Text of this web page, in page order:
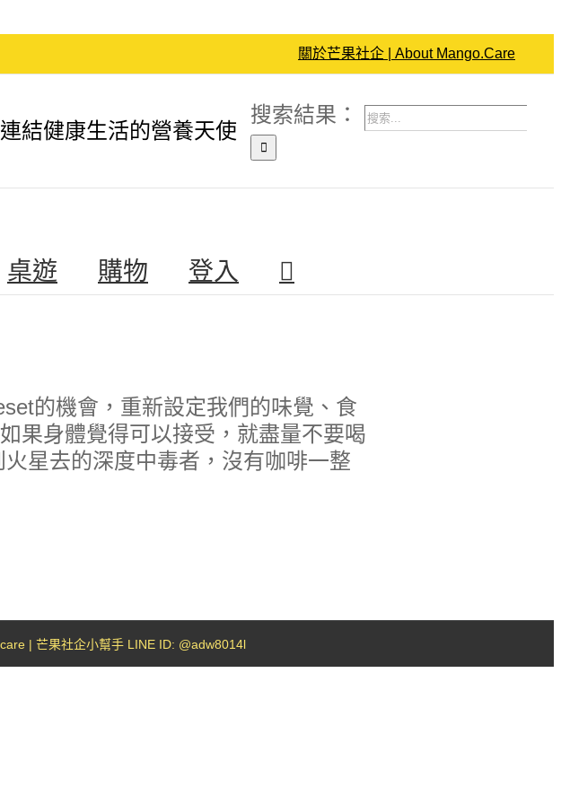
關於芒果社企 | About Mango.Care
連結健康生活的營養天使
搜索結果：
桌遊 購物 登入
的機會，重新設定我們的味覺、食
果身體覺得可以接受，就盡量不要喝
星去的深度中毒者，沒有咖啡一整
| 芒果社企小幫手 LINE ID: @adw8014l